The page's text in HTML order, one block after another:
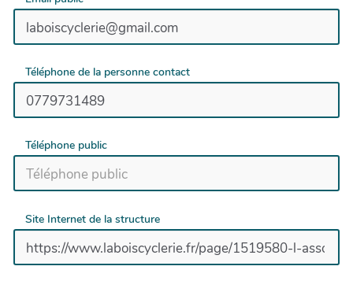
Téléphone de la personne contact
Téléphone public
Site Internet de la structure